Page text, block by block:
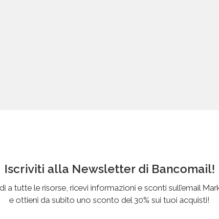
Iscriviti alla Newsletter di Bancomail!
a tutte le risorse, ricevi informazioni e sconti sull’email
e ottieni da subito uno sconto del 30% sui tuoi acquisti!